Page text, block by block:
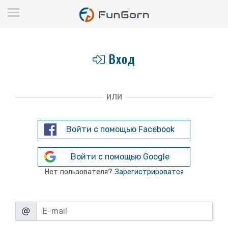
Вход
ИЛИ
Войти с помощью Facebook
Войти с помощью Google
Нет пользователя? Зарегистрироватся